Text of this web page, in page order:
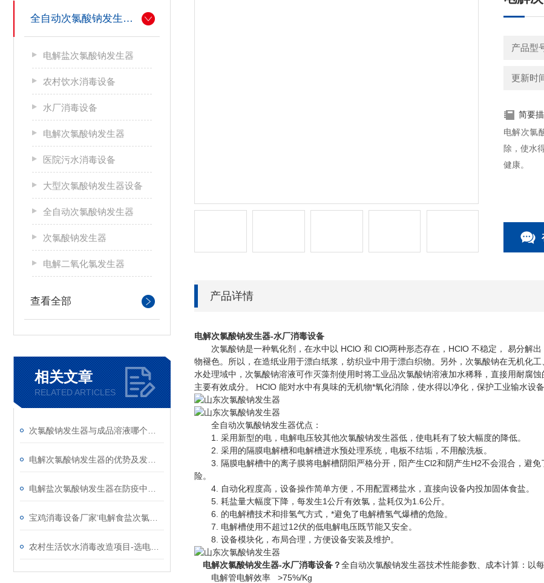
全自动次氯酸钠发生器厂家
电解盐次氯酸钠发生器
农村饮水消毒设备
水厂消毒设备
电解次氯酸钠发生器
医院污水消毒设备
大型次氯酸钠发生器设备
全自动次氯酸钠发生器
次氯酸钠发生器
电解二氧化氯发生器
查看全部
相关文章
RELATED ARTICLES
产品型
更新时
简要描
电解次氯
除，使水
健康。
产品详情
电解次氯酸钠发生器-水厂消毒设备
次氯酸钠是一种氧化剂，在水中以 HClO 和 ClO两种形态存在，HClO 不稳定， 易分解
物褪色。所以，在造纸业用于漂白纸浆，纺织业中用于漂白织物。另外，次氯酸钠在无机化
水处理域中，次氯酸钠溶液可作灭藻剂使用时将工业品次氯酸钠溶液加水稀释，直接用耐腐
主要有效成分。 HClO 能对水中有臭味的无机物*氧化消除，使水得以净化，保护工业输水设
全自动次氯酸钠发生器优点：
1. 采用新型的电，电解电压较其他次氯酸钠发生器低，使电耗有了较大幅度的降低。
2. 采用的隔膜电解槽和电解槽进水预处理系统，电板不结垢，不用酸洗板。
3. 隔膜电解槽中的离子膜将电解槽阴阳严格分开，阳产生Cl2和阴产生H2不会混合，避免
险。
4. 自动化程度高，设备操作简单方便，不用配置稀盐水，直接向设备内投加固体食盐。
5. 耗盐量大幅度下降，每发生1公斤有效氯，盐耗仅为1.6公斤。
6. 的电解槽技术和排氢气方式，*避免了电解槽氢气爆槽的危险。
7. 电解槽使用不超过12伏的低电解电压既节能又安全。
8. 设备模块化，布局合理，方便设备安装及维护。
电解次氯酸钠发生器-水厂消毒设备？全自动次氯酸钠发生器技术性能参数、成本计算：以
电解管电解效率 >75%/Kg